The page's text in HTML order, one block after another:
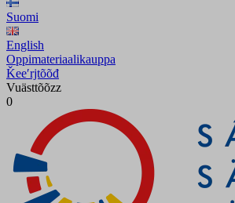
Suomi
English
Oppimateriaalikauppa
Ǩeeʹrjtõõđ
Vuästtõõzz
0